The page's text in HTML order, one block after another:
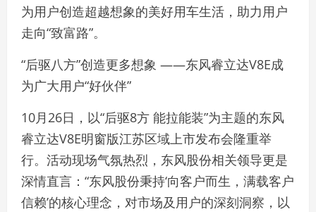
为用户创造超越想象的美好用车生活，助力用户
走向“致富路”。
“后驱八方”创造更多想象 ——东风睿立达V8E成
为广大用户“好伙伴”
10月26日，以“后驱8方 能拉能装”为主题的东风
睿立达V8E明窗版江苏区域上市发布会隆重举
行。活动现场气氛热烈，东风股份相关领导更是
深情直言：“东风股份秉持‘向客户而生，满载客户
信赖’的核心理念，对市场及用户的深刻洞察，以